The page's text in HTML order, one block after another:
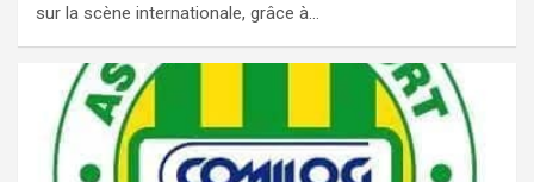
sur la scène internationale, grâce à…